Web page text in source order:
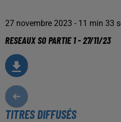
27 novembre 2023 - 11 min 33
RESEAUX SO PARTIE 1 - 27/11/23
TITRES DIFFUSÉS